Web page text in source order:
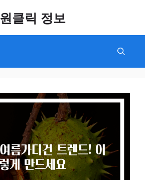
원클릭 정보